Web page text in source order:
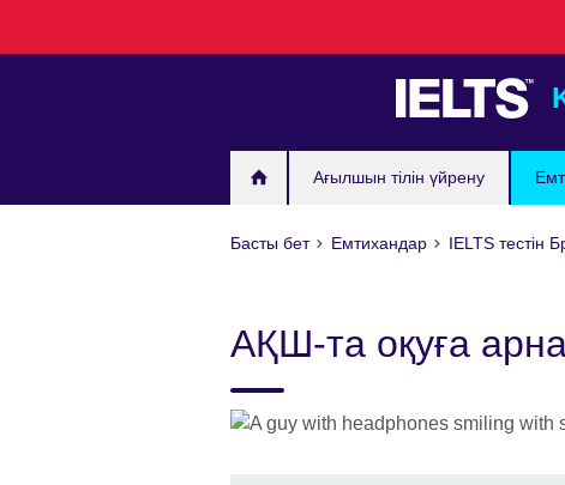
Ағылшын тілін үйрену
Басты бет Емтихандар IELTS тестін
АҚШ-та оқуға